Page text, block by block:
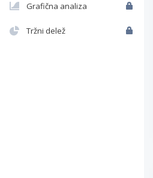
Grafična analiza
Tržni delež